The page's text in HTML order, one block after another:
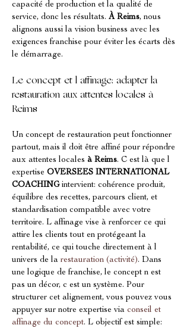
capacité de production et la qualité de
service, donc les résultats. À Reims, nous
alignons aussi la vision business avec les
exigences franchise pour éviter les écarts dès
le démarrage.
Le concept et l affinage: adapter la
restauration aux attentes locales à
Reims
Un concept de restauration peut fonctionner
partout, mais il doit être affiné pour répondre
aux attentes locales à Reims. C est là que l
expertise OVERSEES INTERNATIONAL
COACHING intervient: cohérence produit,
équilibre des recettes, parcours client, et
standardisation compatible avec votre
territoire. L affinage vise à renforcer ce qui
attire les clients tout en protégeant la
rentabilité, ce qui touche directement à l
univers de la restauration (activité). Dans
une logique de franchise, le concept n est
pas un décor, c est un système. Pour
structurer cet alignement, vous pouvez vous
appuyer sur notre expertise via conseil et
affinage du concept. L objectif est simple: